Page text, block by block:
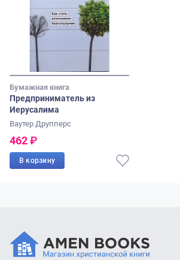
Бумажная книга
Предприниматель из
Иерусалима
Ваутер Друпперс
462₽
В корзину